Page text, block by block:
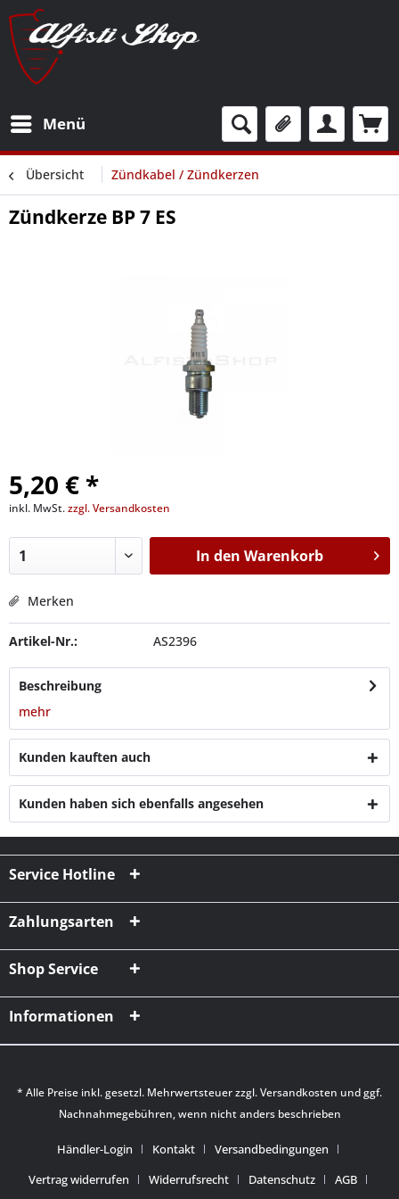
Menü
Übersicht Zündkabel / Zündkerzen
Zündkerze BP 7 ES
5,20 € *
inkl. MwSt.zzgl. Versandkosten
In den Warenkorb
Merken
Artikel-Nr.: AS2396
Beschreibung
mehr
Kunden kauften auch
Kunden haben sich ebenfalls angesehen
Service Hotline
Zahlungsarten
Shop Service
Informationen
* Alle Preise inkl. gesetzl. Mehrwertsteuer zzgl.Versandkosten und ggf.
Nachnahmegebühren, wenn nicht anders beschrieben
Händler-Login Kontakt
Versandbedingungen
Vertrag widerrufen
Widerrufsrecht Datenschutz AGB